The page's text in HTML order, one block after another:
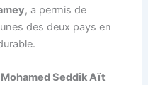
, a permis de
des deux pays en
Mohamed Seddik Aït